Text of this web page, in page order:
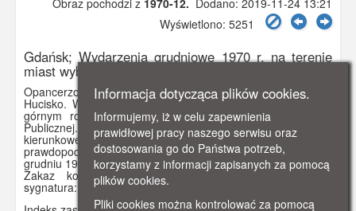
Obraz pochodzi z 1970-12. Dodano: 2019-11-24 13:21
Wyświetlono: 5251
Gdańsk; Wydarzenia grudniowe 1970 r. na terenie
miast wybrzeża gdańskiego
Opancerzone transportery gąsienicowe jadą od strony ul.
Hucisko. Wzdłuż wiaduktu i za nim widać tłum. W prawym
górnym rogu budynek Wojewódzkiej i Miejskiej Biblioteki
Publicznej. W lewym dolnym rogu znajdują się dwie tablice
kierunkowe "GDYNIA", "SOPOT". Zdjęcie wykonane
prawdopodobnie z budynku Komendy Miejskiej MO w
grudniu 1970 r.
Zakaz kopiowania, zasób dostępny w zbiorach IPN,
sygnatura: IPNGd-12-2-2-358
Informacja dotycząca plików cookies.
Informujemy, iż w celu zapewnienia
prawidłowej pracy naszego serwisu oraz
dostosowania go do Państwa potrzeb,
korzystamy z informacji zapisanych za pomocą
plików cookies.
Pliki cookies można kontrolować za pomocą